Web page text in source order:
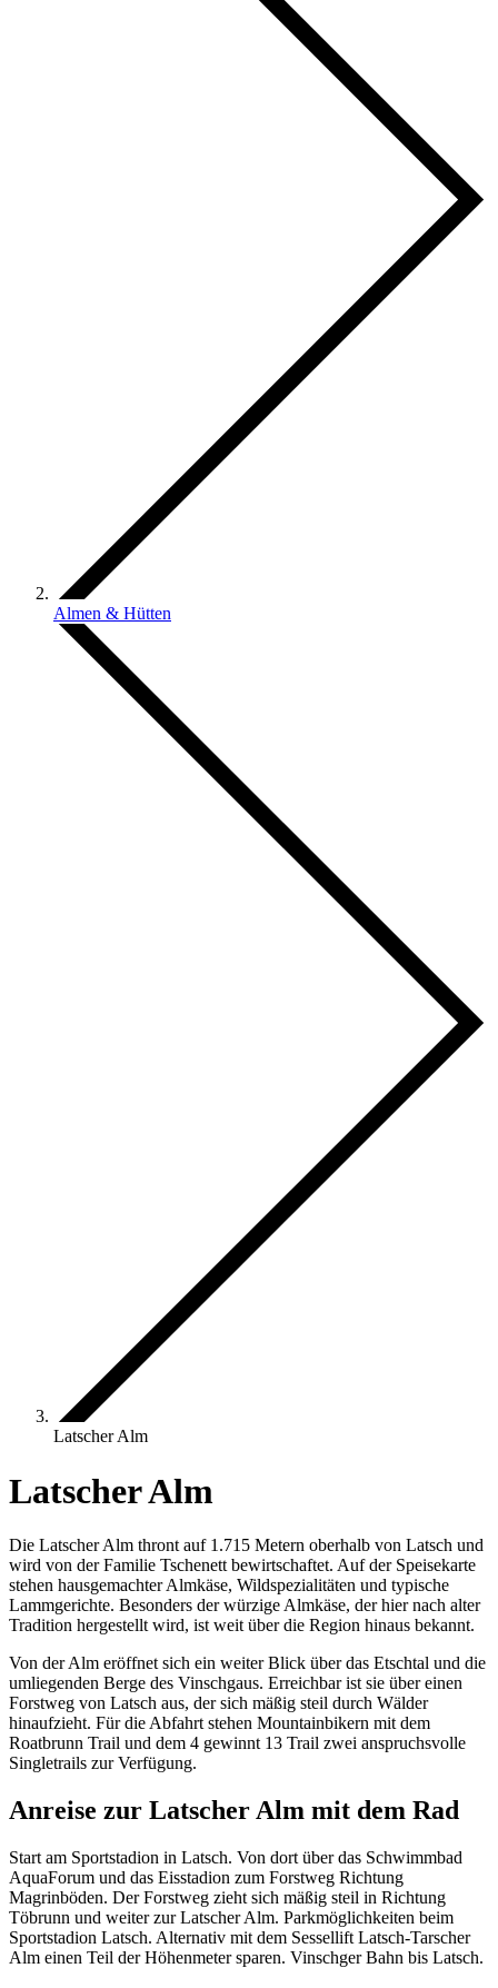
Almen & Hütten
Latscher Alm
Latscher Alm
Die Latscher Alm thront auf 1.715 Metern oberhalb von Latsch und
wird von der Familie Tschenett bewirtschaftet. Auf der Speisekarte
stehen hausgemachter Almkäse, Wildspezialitäten und typische
Lammgerichte. Besonders der würzige Almkäse, der hier nach alter
Tradition hergestellt wird, ist weit über die Region hinaus bekannt.
Von der Alm eröffnet sich ein weiter Blick über das Etschtal und die
umliegenden Berge des Vinschgaus. Erreichbar ist sie über einen
Forstweg von Latsch aus, der sich mäßig steil durch Wälder
hinaufzieht. Für die Abfahrt stehen Mountainbikern mit dem
Roatbrunn Trail und dem 4 gewinnt 13 Trail zwei anspruchsvolle
Singletrails zur Verfügung.
Anreise zur Latscher Alm mit dem Rad
Start am Sportstadion in Latsch. Von dort über das Schwimmbad
AquaForum und das Eisstadion zum Forstweg Richtung
Magrinböden. Der Forstweg zieht sich mäßig steil in Richtung
Töbrunn und weiter zur Latscher Alm. Parkmöglichkeiten beim
Sportstadion Latsch. Alternativ mit dem Sessellift Latsch-Tarscher
Alm einen Teil der Höhenmeter sparen. Vinschger Bahn bis Latsch.